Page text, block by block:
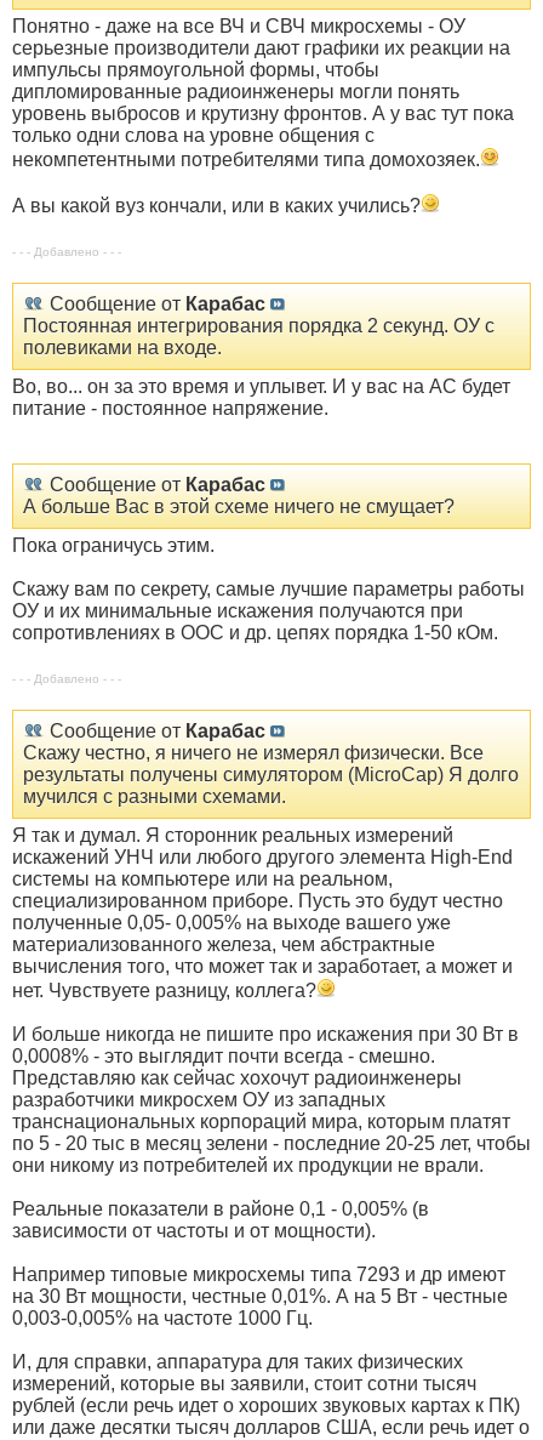
Понятно - даже на все ВЧ и СВЧ микросхемы - ОУ
серьезные производители дают графики их реакции на
импульсы прямоугольной формы, чтобы
дипломированные радиоинженеры могли понять
уровень выбросов и крутизну фронтов. А у вас тут пока
только одни слова на уровне общения с
некомпетентными потребителями типа домохозяек.
А вы какой вуз кончали, или в каких учились?
- - - Добавлено - - -
Сообщение от Карабас
Постоянная интегрирования порядка 2 секунд. ОУ с
полевиками на входе.
Во, во... он за это время и уплывет. И у вас на АС будет
питание - постоянное напряжение.
Сообщение от Карабас
А больше Вас в этой схеме ничего не смущает?
Пока ограничусь этим.
Скажу вам по секрету, самые лучшие параметры работы
ОУ и их минимальные искажения получаются при
сопротивлениях в ООС и др. цепях порядка 1-50 кОм.
- - - Добавлено - - -
Сообщение от Карабас
Скажу честно, я ничего не измерял физически. Все
результаты получены симулятором (MiсroCap) Я долго
мучился с разными схемами.
Я так и думал. Я сторонник реальных измерений
искажений УНЧ или любого другого элемента High-End
системы на компьютере или на реальном,
специализированном приборе. Пусть это будут честно
полученные 0,05- 0,005% на выходе вашего уже
материализованного железа, чем абстрактные
вычисления того, что может так и заработает, а может и
нет. Чувствуете разницу, коллега?
И больше никогда не пишите про искажения при 30 Вт в
0,0008% - это выглядит почти всегда - смешно.
Представляю как сейчас хохочут радиоинженеры
разработчики микросхем ОУ из западных
транснациональных корпораций мира, которым платят
по 5 - 20 тыс в месяц зелени - последние 20-25 лет, чтобы
они никому из потребителей их продукции не врали.
Реальные показатели в районе 0,1 - 0,005% (в
зависимости от частоты и от мощности).
Например типовые микросхемы типа 7293 и др имеют
на 30 Вт мощности, честные 0,01%. А на 5 Вт - честные
0,003-0,005% на частоте 1000 Гц.
И, для справки, аппаратура для таких физических
измерений, которые вы заявили, стоит сотни тысяч
рублей (если речь идет о хороших звуковых картах к ПК)
или даже десятки тысяч долларов США, если речь идет о